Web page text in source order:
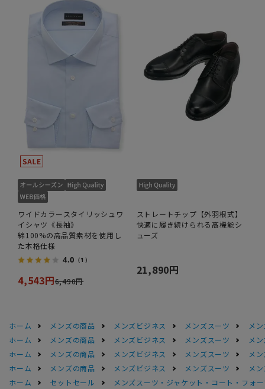
ワイドカラースタイリッシュワ
イシャツ《長袖》
綿100%の高品質素材を使用し
た本格仕様
4.0 （1）
4,543円6,490円
ストレートチップ【外羽根式】
快適に履き続けられる高機能シ
ューズ
21,890円
ホーム メンズの商品 メンズビジネス メンズスーツ
メ
ホーム
メンズの商品 メンズビジネス メンズスーツ
メ
ホーム
メンズの商品 メンズビジネス メンズスーツ
メ
ホーム
メンズの商品 メンズビジネス メンズスーツ
メ
ホーム
セットセール メンズスーツ・ジャケット・コート・フォ